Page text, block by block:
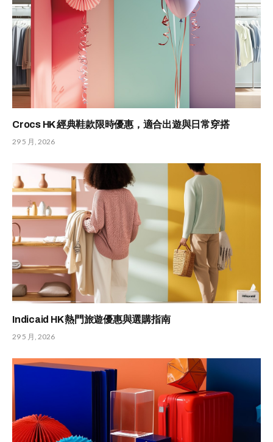
Crocs HK 經典鞋款限時優惠，適合出遊與日常穿搭
29 5 月, 2026
Indicaid HK 熱門旅遊優惠與選購指南
29 5 月, 2026